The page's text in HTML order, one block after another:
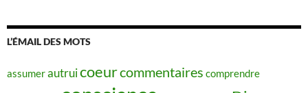
L’ÉMAIL DES MOTS
assumerautruicoeurcommentaires comprendre